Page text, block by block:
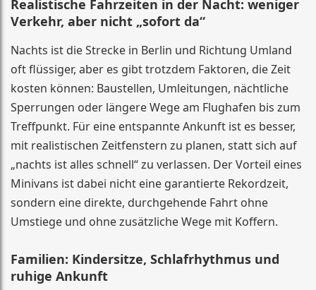
Realistische Fahrzeiten in der Nacht: weniger
Verkehr, aber nicht „sofort da“
Nachts ist die Strecke in Berlin und Richtung Umland
oft flüssiger, aber es gibt trotzdem Faktoren, die Zeit
kosten können: Baustellen, Umleitungen, nächtliche
Sperrungen oder längere Wege am Flughafen bis zum
Treffpunkt. Für eine entspannte Ankunft ist es besser,
mit realistischen Zeitfenstern zu planen, statt sich auf
„nachts ist alles schnell“ zu verlassen. Der Vorteil eines
Minivans ist dabei nicht eine garantierte Rekordzeit,
sondern eine direkte, durchgehende Fahrt ohne
Umstiege und ohne zusätzliche Wege mit Koffern.
Familien: Kindersitze, Schlafrhythmus und
ruhige Ankunft